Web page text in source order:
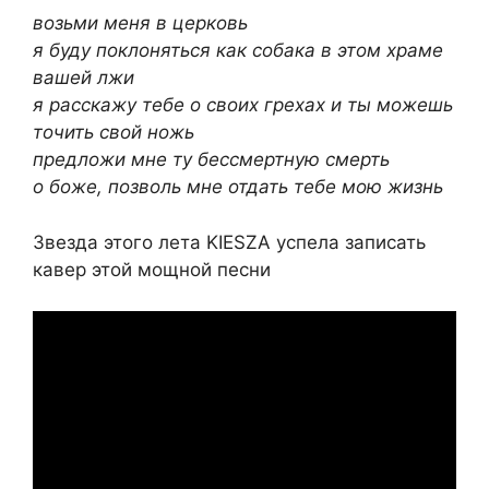
возьми меня в церковь
я буду поклоняться как собака в этом храме
вашей лжи
я расскажу тебе о своих грехах и ты можешь
точить свой ножь
предложи мне ту бессмертную смерть
о боже, позволь мне отдать тебе мою жизнь
Звезда этого лета KIESZA успела записать
кавер этой мощной песни